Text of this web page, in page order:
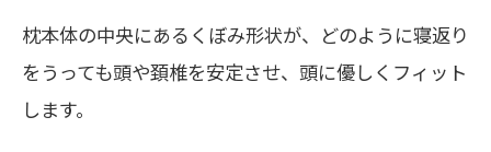
枕本体の中央にあるくぼみ形状が、どのように寝返り
をうっても頭や頚椎を安定させ、頭に優しくフィット
します。